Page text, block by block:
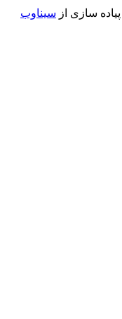
سازی از سیناوب